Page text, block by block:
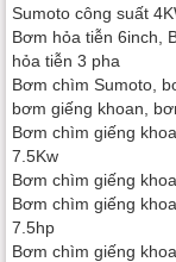
Sumoto công suất
Bơm hỏa tiễn 6inch,
hỏa tiễn 3 pha
Bơm chìm Sumoto,
bơm giếng khoan,
Bơm chìm giếng
7.5Kw
Bơm chìm giếng
Bơm chìm giếng
7.5hp
Bơm chìm giếng